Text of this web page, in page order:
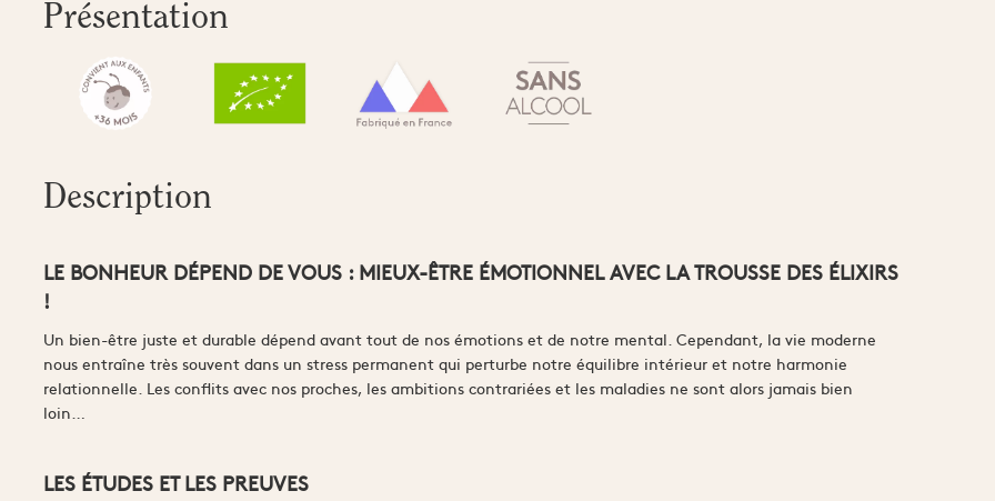
Présentation
Description
LE BONHEUR DÉPEND DE VOUS : MIEUX-ÊTRE ÉMOTIONNEL AVEC LA TROUSSE DES ÉLIXIRS
!
Un bien-être juste et durable dépend avant tout de nos émotions et de notre mental. Cependant, la vie moderne
nous entraîne très souvent dans un stress permanent qui perturbe notre équilibre intérieur et notre harmonie
relationnelle. Les conflits avec nos proches, les ambitions contrariées et les maladies ne sont alors jamais bien
loin…
LES ÉTUDES ET LES PREUVES